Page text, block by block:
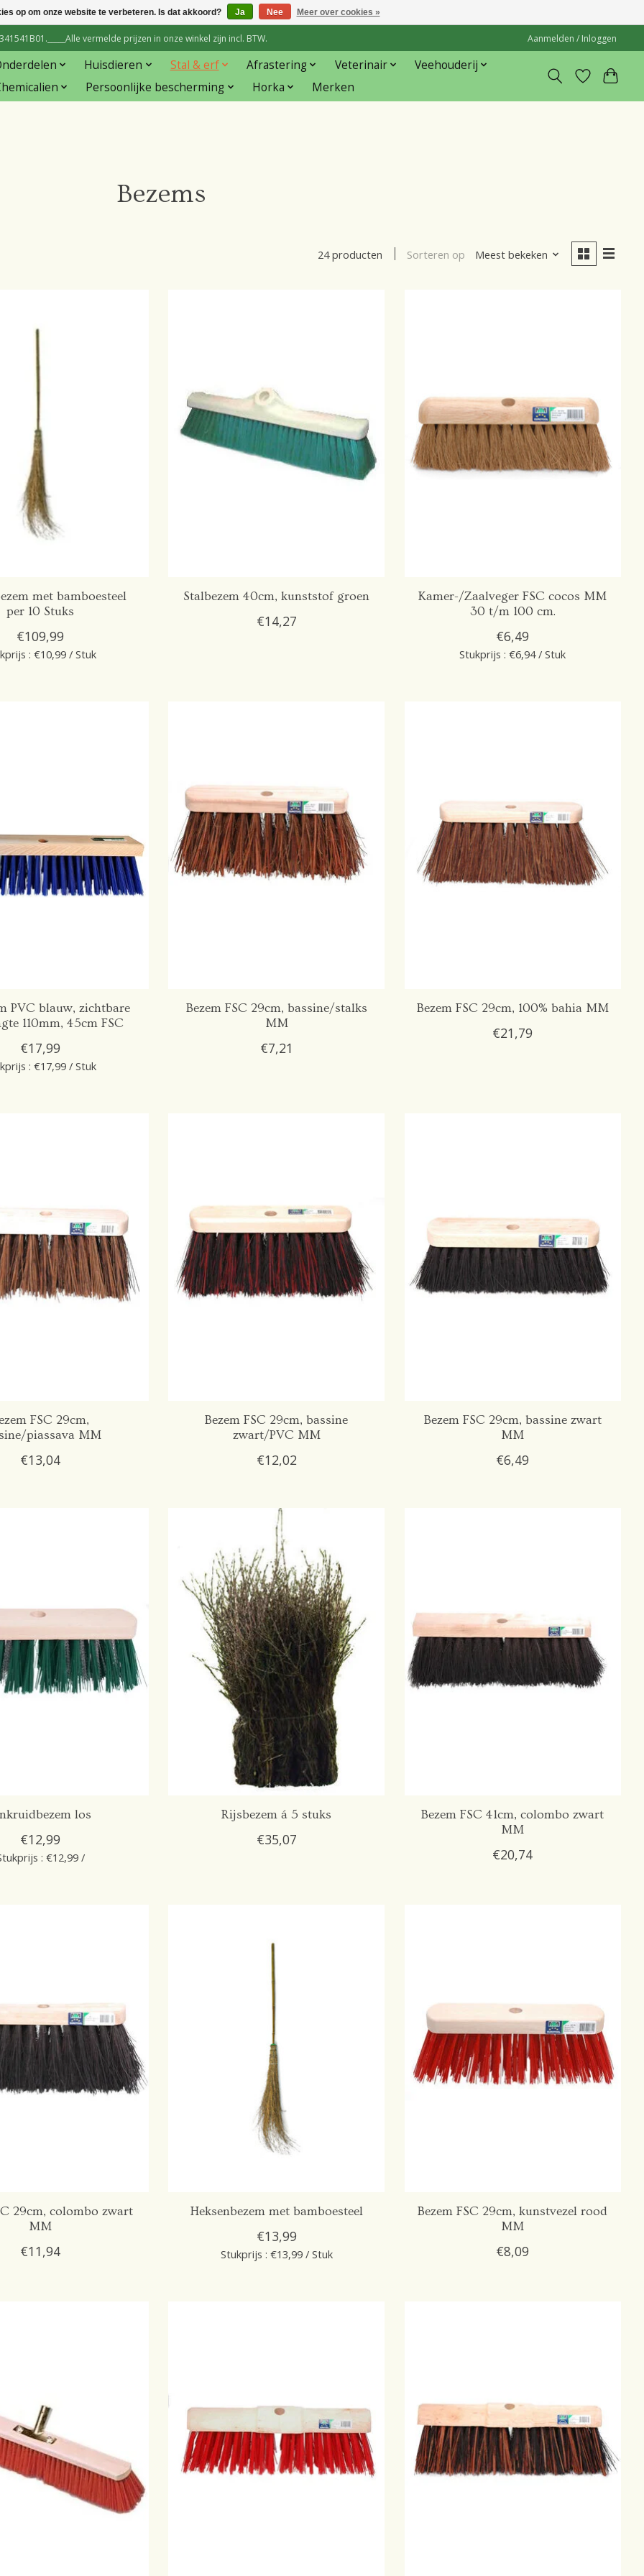
vermelde prijzen in onze winkel zijn incl. BTW. Aanmelden / Inloggen
Huisdieren Stal & erf Afrastering Veterinair
Veehouderij
Persoonlijke bescherming Horka Merken
Bezems
24 producten Sorteren op Meest bekeken
met bamboesteel
per 10 Stuks
€109,99
: €10,99 / Stuk
Stalbezem 40cm, kunststof groen
€14,27
Kamer-/Zaalveger FSC cocos MM
30 t/m 100 cm.
€6,49
Stukprijs : €6,94 / Stuk
PVC blauw, zichtbare
110mm, 45cm FSC
€17,99
: €17,99 / Stuk
Bezem FSC 29cm, bassine/stalks
MM
€7,21
Bezem FSC 29cm, 100% bahia MM
€21,79
FSC 29cm,
piassava MM
€13,04
Bezem FSC 29cm, bassine
zwart/PVC MM
€12,02
Bezem FSC 29cm, bassine zwart
MM
€6,49
los
€12,99
: €12,99 /
Rijsbezem á 5 stuks
€35,07
Bezem FSC 41cm, colombo zwart
MM
€20,74
29cm, colombo zwart
MM
€11,94
Heksenbezem met bamboesteel
€13,99
Stukprijs : €13,99 / Stuk
Bezem FSC 29cm, kunstvezel rood
MM
€8,09
op om onze website te verbeteren. Is dat akkoord? Ja Nee Meer over cookies »